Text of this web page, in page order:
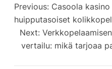
Previous: Casoola
huipputasoiset
Next:
vertailu: mikä tarjoaa